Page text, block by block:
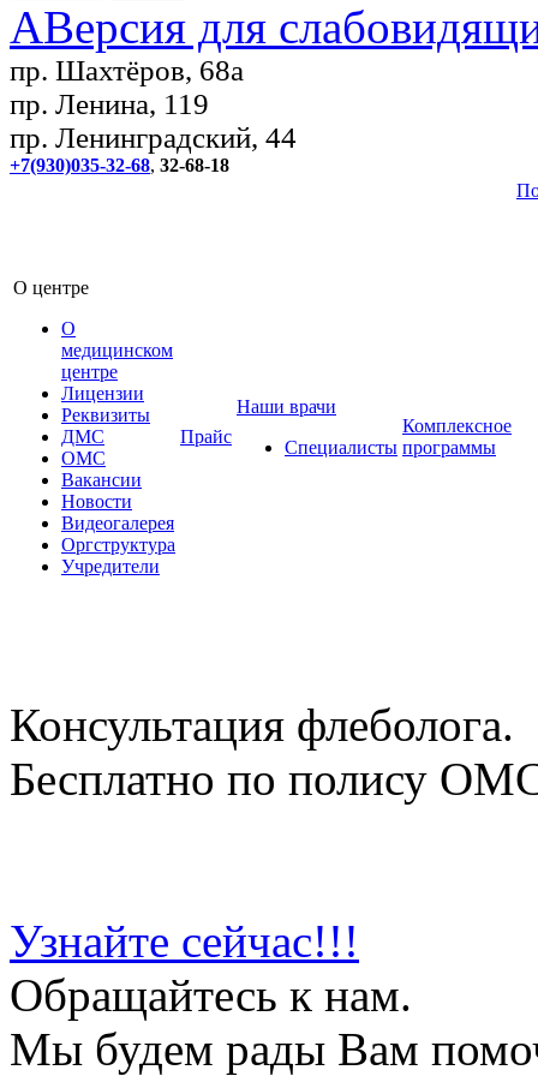
AВерсия для
пр. Шахтёров, 68а
пр. Ленина, 119
пр. Ленинградский, 44
+7(930)035-32-68, 32-68-18
О центре
О
медицинском
центре
Лицензии
Реквизиты
ДМС
ОМС
Вакансии
Новости
Видеогалерея
Оргструктура
Учредители
Прайс
Наши врачи
Специалисты
Комплексное
программы
Консультация флеболога.
Бесплатно по полису
Узнайте сейчас!!!
Обращайтесь к нам.
Мы будем рады Вам